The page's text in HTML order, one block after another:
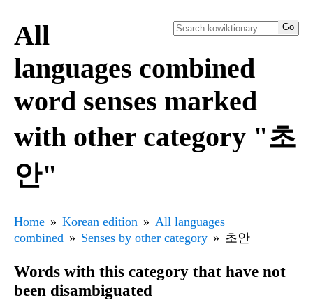
All
languages combined
word senses marked
with other category "초
안"
Home Korean edition
All languages
combined
Senses by other category 초안
Words with this category that have not
been disambiguated